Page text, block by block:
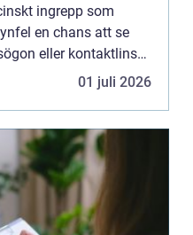
ingrepp som
en chans att se
eller kontaktlinser.
01 juli 2026